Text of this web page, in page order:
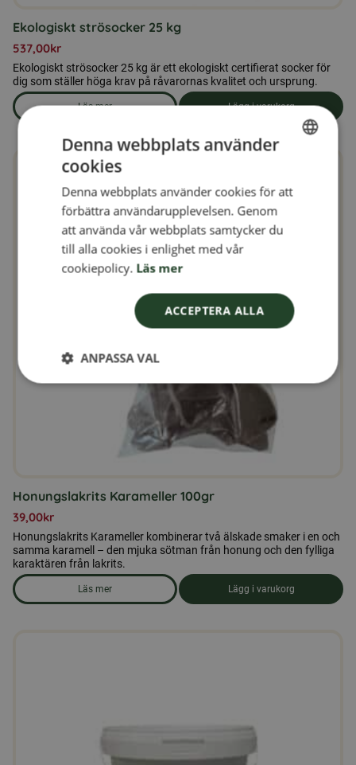
Ekologiskt strösocker 25 kg
537,00kr
Ekologiskt strösocker 25 kg är ett ekologiskt certifierat socker för
dig som ställer höga krav på råvarornas kvalitet och ursprung.
Läs mer Lägg i varukorg
Honungslakrits Karameller 100gr
39,00kr
Honungslakrits Karameller kombinerar två älskade smaker i en och
samma karamell – den mjuka sötman från honung och den fylliga
karaktären från lakrits.
Läs mer
om produkten Honungslakrits Karameller 100gr
Lägg i varukorg
FINNISH
DANISH
Denna webbplats använder
cookies
Denna webbplats använder cookies för att
förbättra användarupplevelsen. Genom
att använda vår webbplats samtycker du
till alla cookies i enlighet med vår
cookiepolicy. Läs mer
ACCEPTERA ALLA
ANPASSA VAL